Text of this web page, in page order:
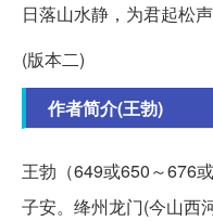
日落山水静，为君起松声
(版本二)
作者简介(王勃)
王勃（649或650～676
子安。绛州龙门(今山西